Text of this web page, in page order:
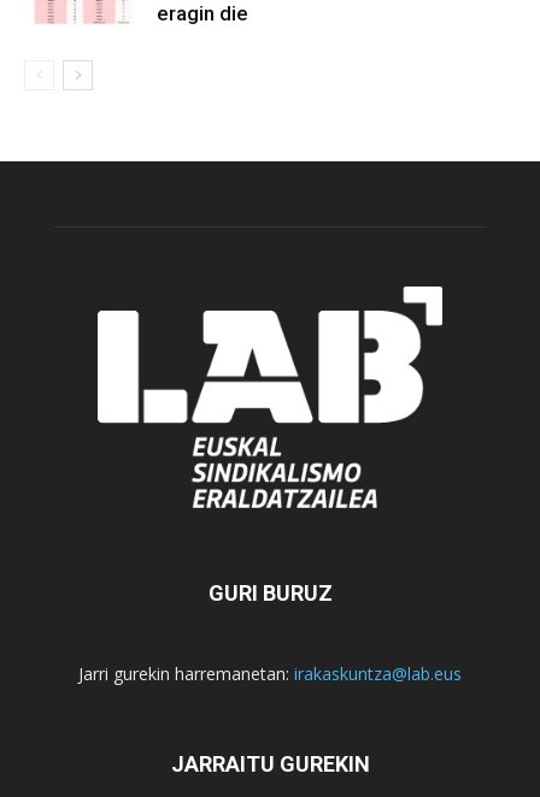
eragin die
GURI BURUZ
Jarri gurekin harremanetan: irakaskuntza@lab.eus
JARRAITU GUREKIN